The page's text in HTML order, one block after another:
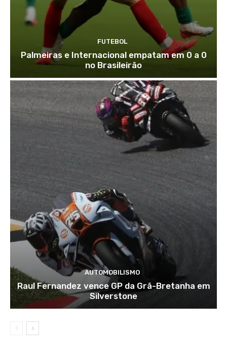
FUTEBOL
Palmeiras e Internacional empatam em 0 a 0
no Brasileirão
AUTOMOBILISMO
Raul Fernandez vence GP da Grã-Bretanha em
Silverstone